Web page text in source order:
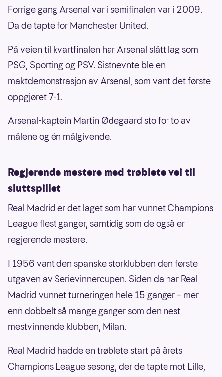
Forrige gang Arsenal var i semifinalen var i 2009.
Da de tapte for Manchester United.
På veien til kvartfinalen har Arsenal slått lag som
PSG, Sporting og PSV. Sistnevnte ble en
maktdemonstrasjon av Arsenal, som vant det første
oppgjøret 7-1.
Arsenal-kaptein Martin Ødegaard sto for to av
målene og én målgivende.
Regjerende mestere med trøblete vei til
sluttspillet
Real Madrid er det laget som har vunnet Champions
League flest ganger, samtidig som de også er
regjerende mestere.
I 1956 vant den spanske storklubben den første
utgaven av Serievinnercupen. Siden da har Real
Madrid vunnet turneringen hele 15 ganger – mer
enn dobbelt så mange ganger som den nest
mestvinnende klubben, Milan.
Real Madrid hadde en trøblete start på årets
Champions League sesong, der de tapte mot Lille,